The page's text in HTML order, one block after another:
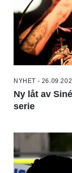
NYHET -
Ny låt av
serie